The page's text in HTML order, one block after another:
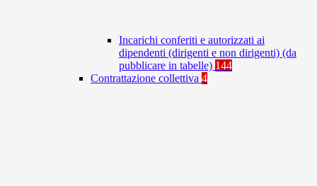
Incarichi conferiti e autorizzati ai
dipendenti (dirigenti e non dirigenti) (da
pubblicare in tabelle) 144
Contrattazione collettiva 4